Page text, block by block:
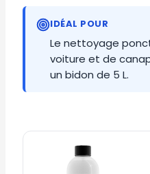
IDÉAL POUR
Le nettoyage
voiture et de
un bidon de 5 L.